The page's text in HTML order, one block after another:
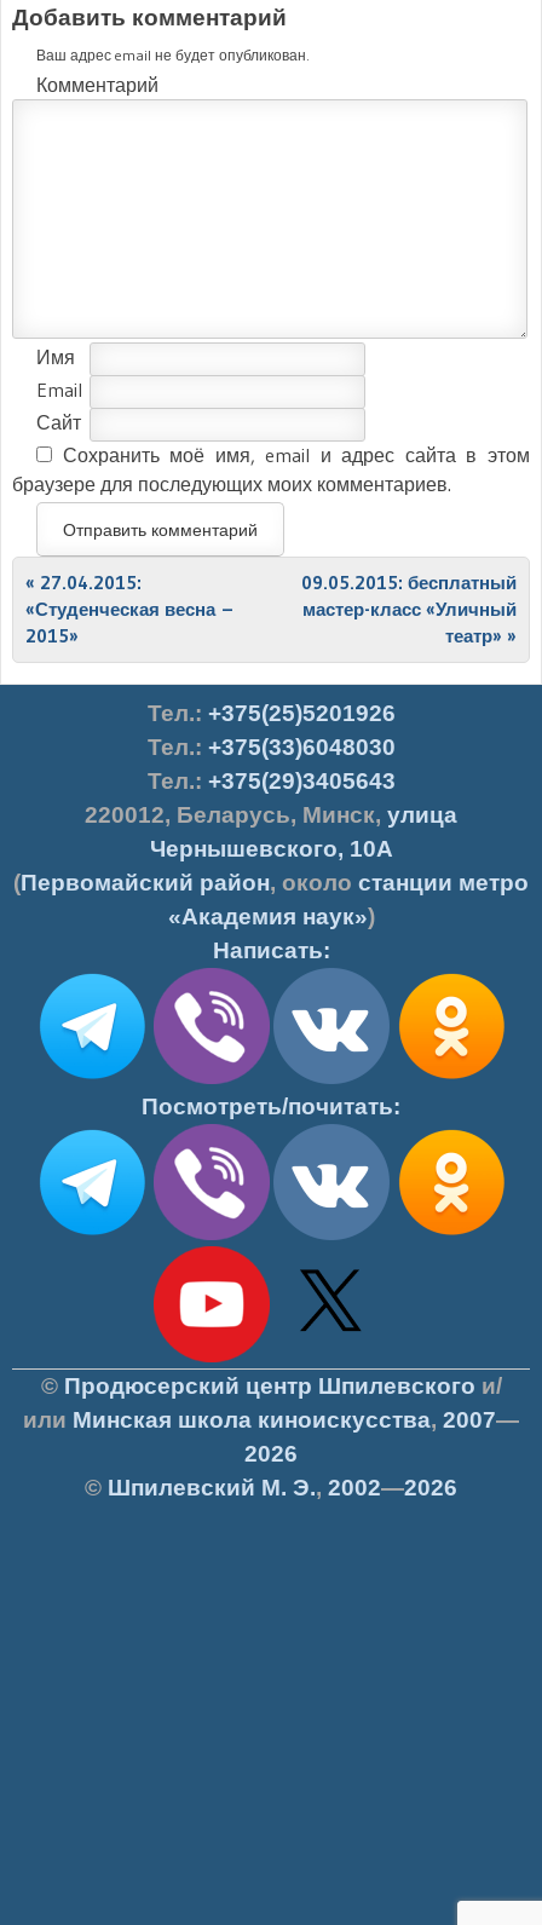
Добавить комментарий
Ваш адрес email не будет опубликован.
Комментарий
Имя
Email
Сайт
Сохранить моё имя, email и адрес сайта в этом
браузере для последующих моих комментариев.
Post navigation
« 27.04.2015:
«Студенческая весна –
2015»
09.05.2015: бесплатный
мастер-класс «Уличный
театр» »
Тел.: +375(25)5201926
Тел.: +375(33)6048030
Тел.: +375(29)3405643
220012, Беларусь, Минск, улица
Чернышевского, 10А
(Первомайский район, около станции метро
«Академия наук»)
Написать:
Посмотреть/почитать:
© Продюсерский центр Шпилевского и/
или Минская школа киноискусства, 2007—
2026
© Шпилевский М. Э., 2002—2026